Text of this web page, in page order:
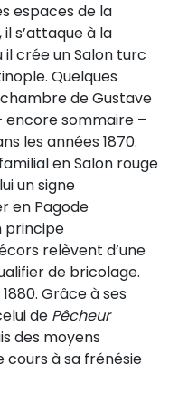
espaces de la
s’attaque à la
crée un Salon turc
Quelques
de Gustave
sommaire –
les années 1870.
en Salon rouge
un signe
en Pagode
principe
relèvent d’une
de bricolage.
Grâce à ses
de Pêcheur
des moyens
à sa frénésie